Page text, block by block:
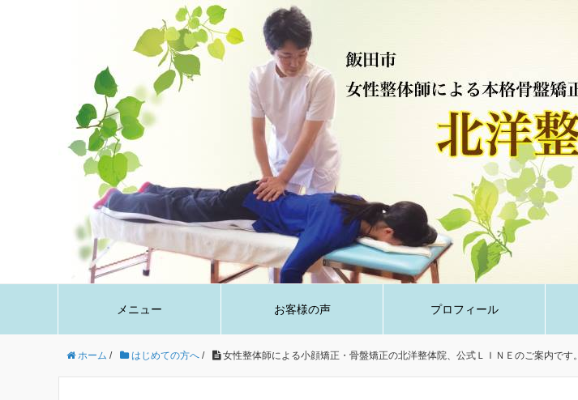
メニュー お客様の声 プロフィール
ホーム / はじめての方へ / 女性整体師による小顔矯正・骨盤矯正の北洋整体院、公式ＬＩＮＥのご案内です。